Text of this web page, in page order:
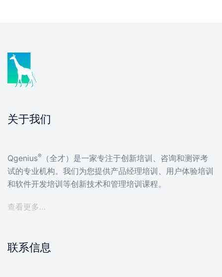
关于我们
Qgenius®
（全才）是一家专注于创新培训、咨询和测评考
试的专业机构。我们为您提供产品经理培训、用户体验培训
和软件开发培训等创新技术和管理培训课程。
查看更多…
联系信息